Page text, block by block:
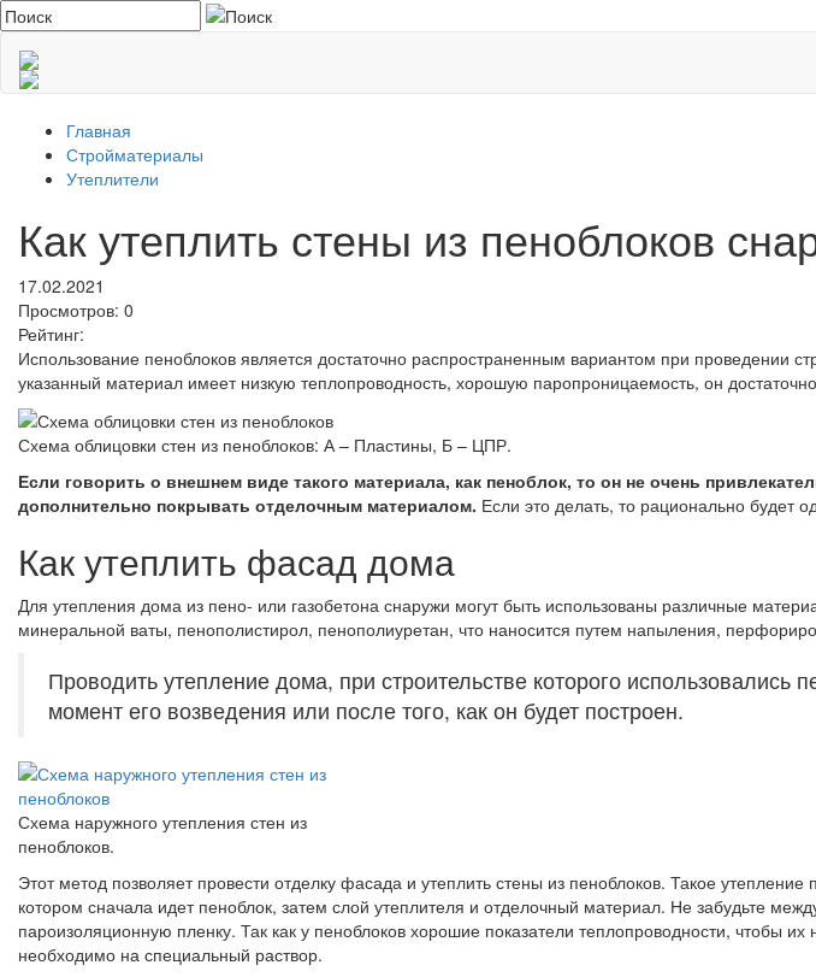
Главная
Стройматериалы
Утеплители
Как утеплить стены из пеноблоков
17.02.2021
Просмотров: 0
Рейтинг:
Использование пеноблоков является достаточно распространенным вариантом при проведении
указанный материал имеет низкую теплопроводность, хорошую паропроницаемость, он
Схема облицовки стен из пеноблоков: А – Пластины, Б – ЦПР.
Если говорить о внешнем виде такого материала, как пеноблок, то он не очень
дополнительно покрывать отделочным материалом. Если это делать, то рационально будет
Как утеплить фасад дома
Для утепления дома из пено- или газобетона снаружи могут быть использованы различные
минеральной ваты, пенополистирол, пенополиуретан, что наносится путем напыления,
Проводить утепление дома, при строительстве которого использовались
момент его возведения или после того, как он будет построен.
Схема наружного утепления стен из
пеноблоков.
Этот метод позволяет провести отделку фасада и утеплить стены из пеноблоков. Такое
котором сначала идет пеноблок, затем слой утеплителя и отделочный материал. Не забудьте
пароизоляционную пленку. Так как у пеноблоков хорошие показатели теплопроводности, чтобы их
необходимо на специальный раствор.